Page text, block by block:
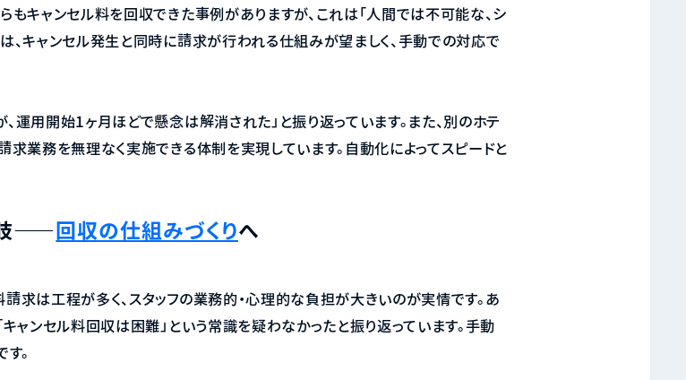
もキャンセル料を回収できた事例がありますが、これは「人間では不可能な、シ
、キャンセル発生と同時に請求が行われる仕組みが望ましく、手動での対応で
運用開始1ヶ月ほどで懸念は解消された」と振り返っています。また、別のホテ
求業務を無理なく実施できる体制を実現しています。自動化によってスピードと
肢—— 回収の仕組みづくりへ
求は工程が多く、スタッフの業務的・心理的な負担が大きいのが実情です。あ
ャンセル料回収は困難」という常識を疑わなかったと振り返っています。手動
。